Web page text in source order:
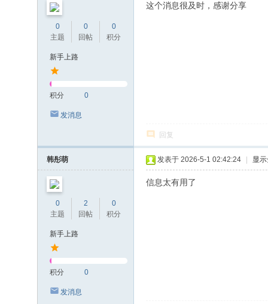
0
主题
0
回帖
0
积分
新手上路
积分 0
发消息
这个消息很及时，感谢分享
回复
韩彤萌
0
主题
2
回帖
0
积分
新手上路
积分 0
发消息
发表于 2026-5-1 02:42:24 显
信息太有用了